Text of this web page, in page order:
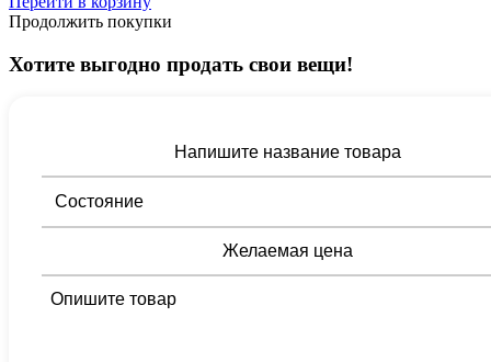
Продолжить покупки
Хотите выгодно продать свои вещи!